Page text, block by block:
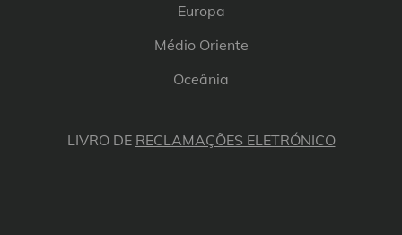
Europa
Médio Oriente
Oceânia
LIVRO DE RECLAMAÇÕES ELETRÓNICO